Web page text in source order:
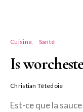
Cuisine Santé
Is
Christian Têtedoie
Est-ce que la